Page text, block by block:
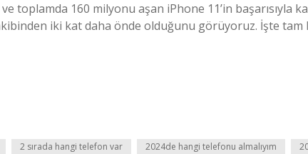
toplamda 160 milyonu aşan iPhone 11’in başarısıyla
iki kat daha önde olduğunu görüyoruz. İşte tam
2 sırada hangi telefon var 2024de hangi telefonu almalıyım